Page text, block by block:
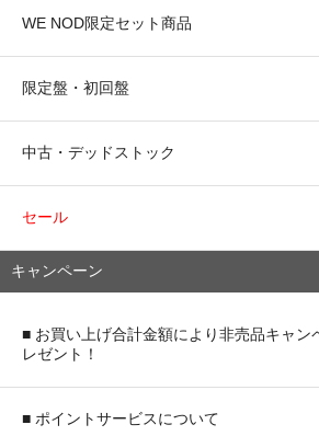
WE NOD限定セット商品
限定盤・初回盤
中古・デッドストック
セール
キャンペーン
■ お買い上げ合計金額により非売品キャン
レゼント！
■ ポイントサービスについて